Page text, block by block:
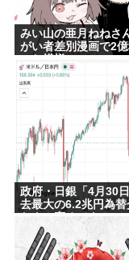
みい山の亜月ねねさ
がい者差別漫画で2
いた模様www
政府・日銀「4月30
去最大の6.2兆円為替
たよ！褒めてよ！」